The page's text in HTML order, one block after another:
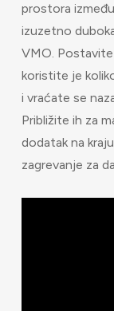
prostora
izuzetno
VMO.
koristite je
i vraćate se
Približite ih za
dodatak na
zagrevanje za